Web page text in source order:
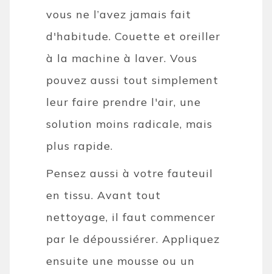
vous ne l’avez jamais fait
d'habitude. Couette et oreiller
à la machine à laver. Vous
pouvez aussi tout simplement
leur faire prendre l'air, une
solution moins radicale, mais
plus rapide.
Pensez aussi à votre fauteuil
en tissu. Avant tout
nettoyage, il faut commencer
par le dépoussiérer. Appliquez
ensuite une mousse ou un